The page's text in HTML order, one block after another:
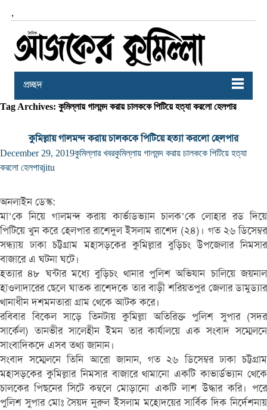
,
প্রচ্ছদ
Tag Archives: কুমিল্লায় গালমন্দ করায় চালককে পিটিয়ে হত্যা করলো হেলপার
কুমিল্লায় গালমন্দ করায় চালককে পিটিয়ে হত্যা করলো হেলপার
December 29, 2019কুমিল্লার খবরকুমিল্লায় গালমন্দ করায় চালককে পিটিয়ে হত্যা
করলো হেলপারjitu
অনলাইন ডেস্ক:
মা’কে নিয়ে গালমন্দ করায় কার্ভাডভ্যান চালক’কে লোহার রড দিয়ে
পিটিয়ে খুন করে হেলপার রাশেদুল ইসলাম রাশেদ (২৪)। গত ২৬ ডিসেম্বর
সন্ধ্যায় ঢাকা চট্টগ্রাম মহাসড়কের কুমিল্লার বুড়িচং উপজেলার নিমসার
বাজারে এ ঘটনা ঘটে।
হত্যার ৪৮ ঘন্টার মধ্যে বুড়িচং থানার পুলিশ অভিযান চালিয়ে জয়নাল
হাওলাদারের ছেলে ঘাতক রাশেদকে তার বাড়ী শরিয়তপুর জেলার ডামুড্যার
থানাধীন দশমনতারা গ্রাম থেকে আটক করে।
রবিবার বিকেল সাড়ে তিনটায় কুমিল্লা অতিরিক্ত পুলিশ সুপার (সদর
সার্কেল) তানভীর সালেহীন ইমন তার কার্যালয়ে এক সংবাদ সম্মেলনে
সাংবাদিকদে এসব তথ্য জানান।
সংবাদ সম্মেলনে তিনি আরো জানান, গত ২৬ ডিসেম্বর ঢাকা চট্টগ্রাম
মহাসড়কের কুমিল্লার নিমসার বাজারে থামানো একটি কাভার্ডভ্যান থেকে
চালকের পিছনের সিটে কম্বলে মোড়ানো একটি লাশ উদ্ধার করি। পরে
পুলিশ সুপার মোঃ সৈয়দ নুরুল ইসলাম মহোদয়ের সার্বিক দিক নির্দেশনায়